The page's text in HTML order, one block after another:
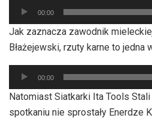
Odtwarzacz
plików
dźwiękowych
00:00
Jak zaznacza zawodnik
Błażejewski, rzuty karne to jedna
Odtwarzacz
plików
dźwiękowych
00:00
Natomiast Siatkarki Ita Tools
spotkaniu nie sprostały Enerdze